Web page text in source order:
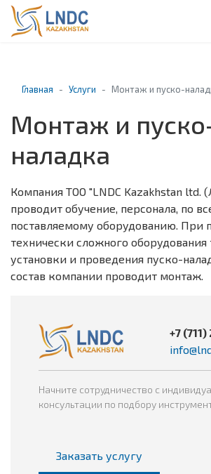
Главная Услуги Монтаж и пуско-
Монтаж и
наладка
Компания ТОО "LNDC Kazakhstan ltd.
проводит обучение, персонала, по
поставляемому оборудованию. При
технически сложного
установки и проведения пуско-
состав компании проводит монтаж.
+7
Начните сотрудничество с
консультации по подбору
Заказать услугу